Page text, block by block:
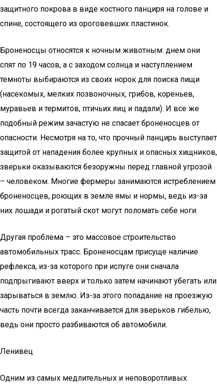
защитного покрова в виде костного панциря на голове и
спине, состоящего из ороговевших пластинок.
Броненосцы относятся к ночным животным: днем они
спят по 19 часов, а с заходом солнца и наступлением
темноты выбираются из своих норок для поиска пищи
(насекомых, мелких позвоночных, грибов, кореньев,
муравьев и термитов, птичьих яиц и падали). И все же
подобный режим зачастую не спасает броненосцев от
опасности. Несмотря на то, что прочный панцирь выступает
защитой от нападения более крупных и опасных хищников,
зверьки оказываются безоружны перед главной угрозой
– человеком. Многие фермеры занимаются истреблением
броненосцев, роющих в земле ямы и нормы, ведь из-за
них лошади и рогатый скот могут поломать себе ноги.
Другая проблема – это массовое строительство
автомобильных трасс. Броненосцам присуще наличие
рефлекса, из-за которого при испуге они сначала
подпрыгивают вверх и только затем начинают убегать или
зарываться в землю. Из-за этого попадание на проезжую
часть почти всегда заканчивается для зверьков гибелью,
ведь они просто разбиваются об автомобили.
Ленивец
Одним из самых медлительных и неповоротливых